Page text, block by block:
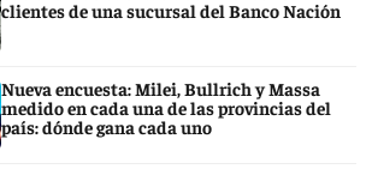
clientes de una sucursal del Banco Nación
Nueva encuesta: Milei, Bullrich y Massa
medido en cada una de las provincias del
país: dónde gana cada uno